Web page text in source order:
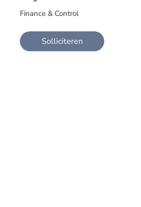
Finance & Control
Solliciteren